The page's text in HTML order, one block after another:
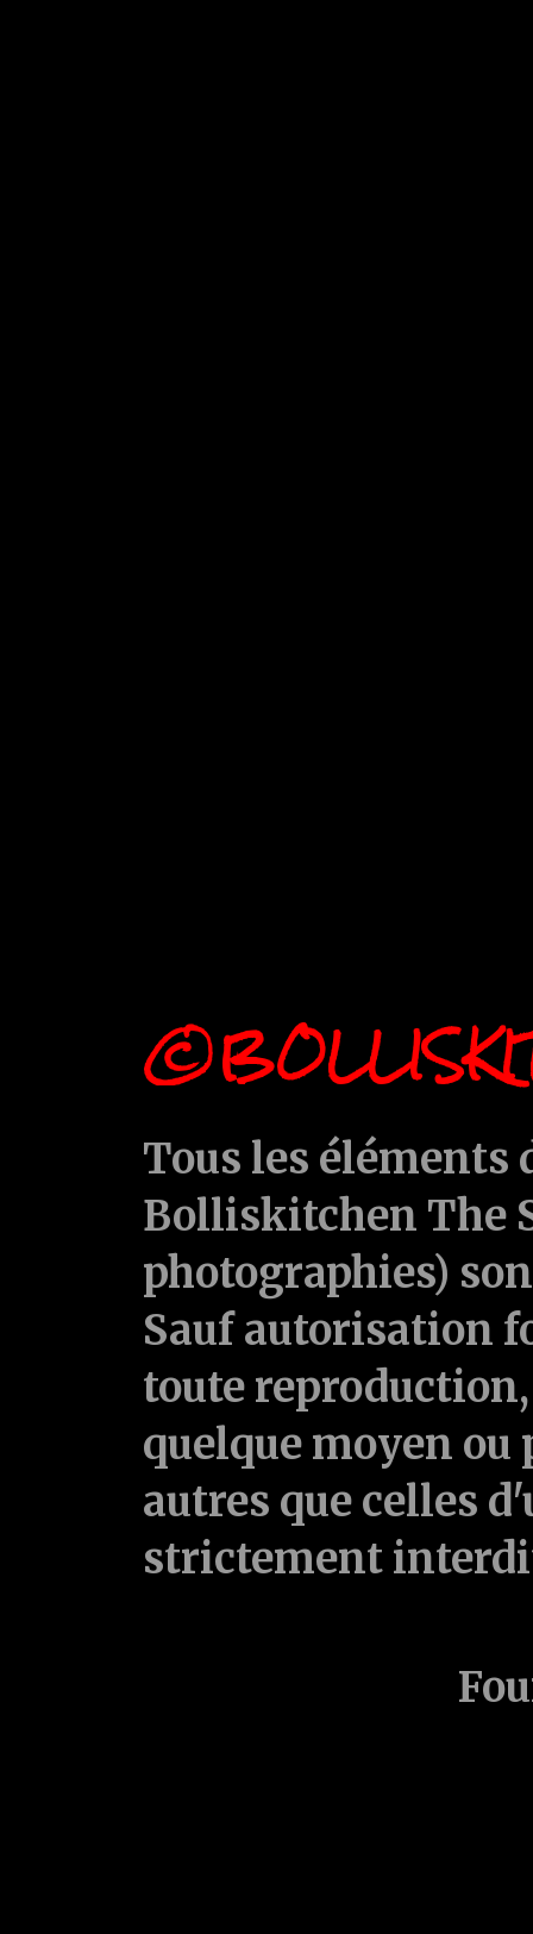
Tous les
Bolliskitchen The
photographies)
Sauf autorisation
toute
quelque moyen ou
autres que celles
strictement